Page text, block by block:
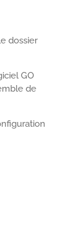
dossier
GO
de